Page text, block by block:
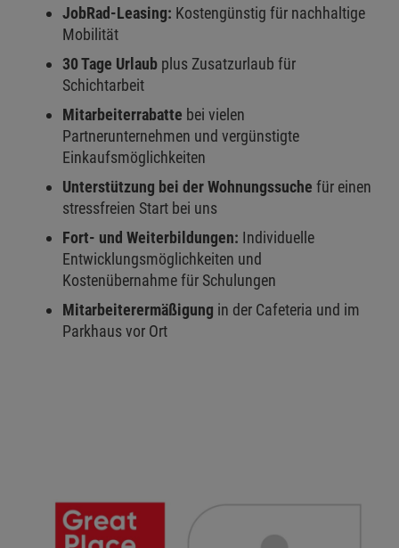
JobRad-Leasing: Kostengünstig für nachhaltige
Mobilität
30 Tage Urlaub plus Zusatzurlaub für
Schichtarbeit
Mitarbeiterrabatte bei vielen
Partnerunternehmen und vergünstigte
Einkaufsmöglichkeiten
Unterstützung bei der Wohnungssuche für einen
stressfreien Start bei uns
Fort- und Weiterbildungen: Individuelle
Entwicklungsmöglichkeiten und
Kostenübernahme für Schulungen
Mitarbeiterermäßigung in der Cafeteria und im
Parkhaus vor Ort